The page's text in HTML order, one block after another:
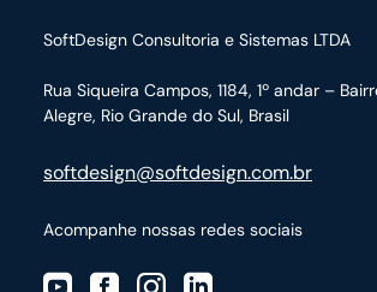
SoftDesign Consultoria e Sistemas LTDA
Rua Siqueira Campos, 1184, 1º andar –
Alegre, Rio Grande do Sul, Brasil
softdesign@softdesign.com.br
Acompanhe nossas redes sociais